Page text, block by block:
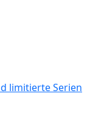
limitierte Serien